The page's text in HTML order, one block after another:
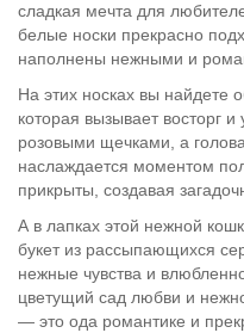
сладкая мечта для
белые носки прекрасно
наполнены нежными и
На этих носках вы найдете
которая вызывает восторг
розовыми щечками, а
наслаждается моментом
прикрыты, создавая
А в лапках этой нежной
букет из рассыпающихся
нежные чувства и
цветущий сад любви и
— это ода романтике и